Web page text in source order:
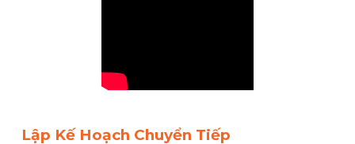
Lập Kế Hoạch Chuyển Tiếp